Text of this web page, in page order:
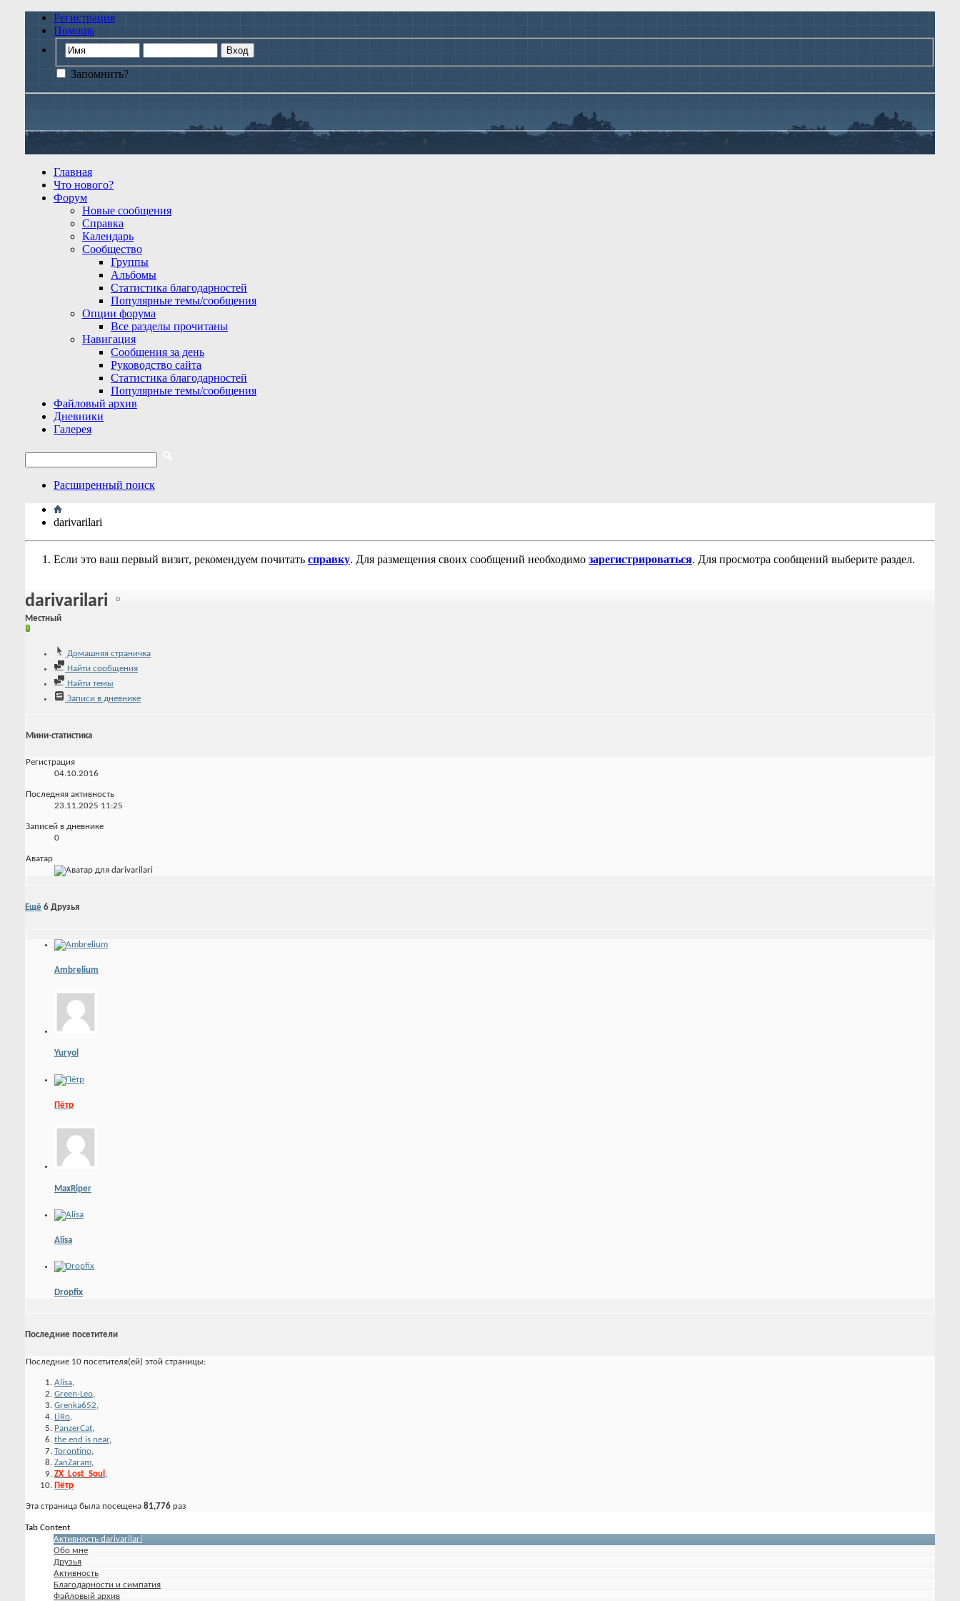
Регистрация
Помощь
Запомнить?
Главная
Что нового?
Форум
Новые сообщения
Справка
Календарь
Сообщество
Группы
Альбомы
Статистика благодарностей
Популярные темы/сообщения
Опции форума
Все разделы прочитаны
Навигация
Сообщения за день
Руководство сайта
Статистика благодарностей
Популярные темы/сообщения
Файловый архив
Дневники
Галерея
Расширенный поиск
darivarilari
Если это ваш первый визит, рекомендуем почитать справку. Для размещения своих сообщений необходимо зарегистрироваться. Для просмотра сообщений выберите раздел.
darivarilari
Местный
Домашняя страничка
Найти сообщения
Найти темы
Записи в дневнике
Мини-статистика
Регистрация
04.10.2016
Последняя активность
23.11.2025 11:25
Записей в дневнике
0
Аватар
Ещё 6 Друзья
Ambrelium
Yuryol
Пётр
MaxRiper
Alisa
Dropfix
Последние посетители
Последние 10 посетителя(ей) этой страницы:
Alisa,
Green-Leo,
Grenka652,
LiRo,
PanzerCat,
the end is near,
Torontino,
ZanZaram,
ZX_Lost_Soul ,
Пётр
Эта страница была посещена 81,776 раз
Tab Content
Активность darivarilari
Обо мне
Друзья
Активность
Благодарности и симпатия
Файловый архив